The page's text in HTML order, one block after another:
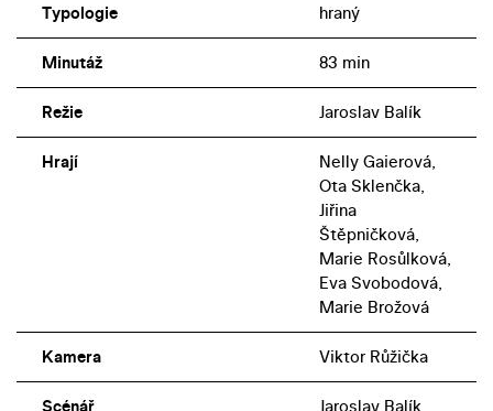
Typologie hraný
Minutáž 83 min
Režie Jaroslav Balík
Hrají
Nelly Gaierová,
Ota Sklenčka,
Jiřina
Štěpničková,
Marie Rosůlková,
Eva Svobodová,
Marie Brožová
Kamera Viktor Růžička